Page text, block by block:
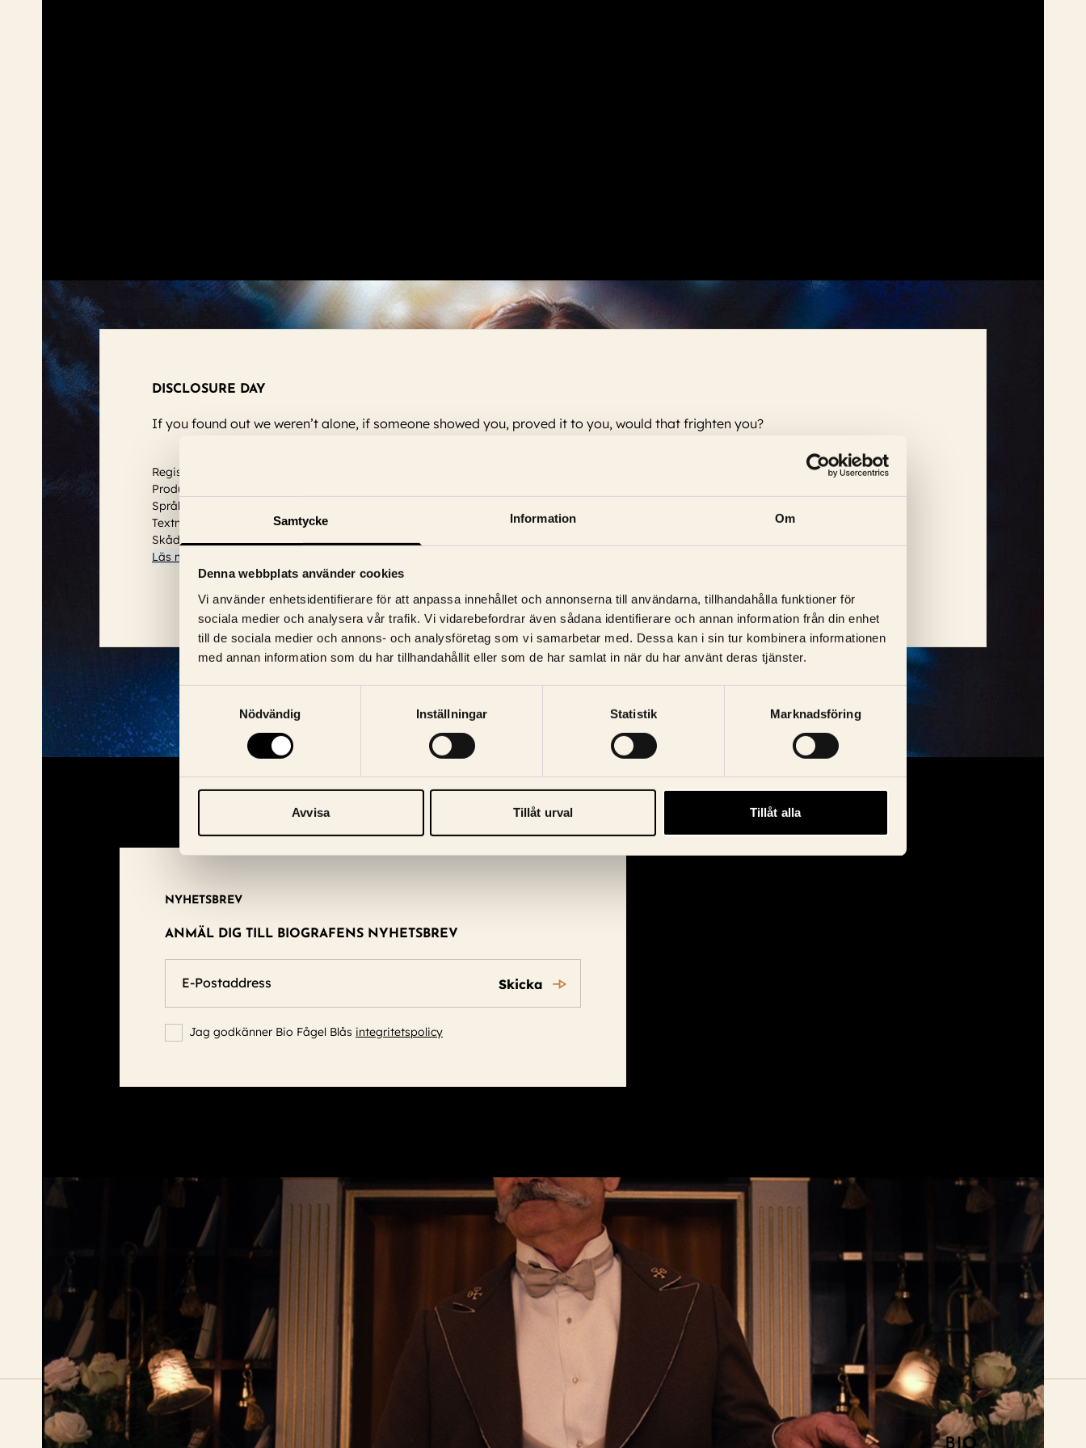
Samtycke Information Om
Denna webbplats använder cookies
Vi använder enhetsidentifierare för att anpassa innehållet och annonserna till användarna, tillhandahålla funktioner för
sociala medier och analysera vår trafik. Vi vidarebefordrar även sådana identifierare och annan information från din enhet
till de sociala medier och annons- och analysföretag som vi samarbetar med. Dessa kan i sin tur kombinera informationen
med annan information som du har tillhandahållit eller som de har samlat in när du har använt deras tjänster.
Nödvändig
Inställningar Statistik Marknadsföring
Avvisa Tillåt urval Tillåt alla
DISCLOSURE DAY
If you found out we weren’t alone, if someone showed you, proved it to you, would that frighten you?
Regissör: Steven Spielberg
Produktionsår: 2026
Språk: Engelska
Textning: Svensk
Skådespelare:Josh O'Connor, Colin Firth, Emily Blunt, Wyatt Russell, Eve Hewson, Colman Domingo, Henry Lloyd-Hughes, Michael Gaston
Läs mer
NYHETSBREV
ANMÄL DIG TILL BIOGRAFENS NYHETSBREV
Skicka
Jag godkänner Bio Fågel Blås integritetspolicy
Bio Fågel Blå